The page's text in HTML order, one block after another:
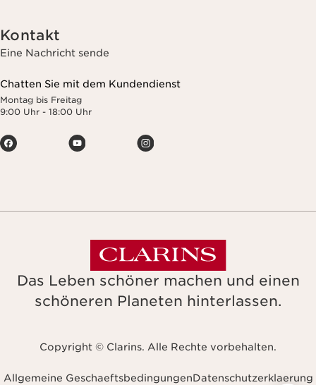
Kontakt
Eine Nachricht sende
Chatten Sie mit dem Kundendienst
Montag bis Freitag
9:00 Uhr - 18:00 Uhr
Das Leben schöner machen und einen
schöneren Planeten hinterlassen.
Copyright © Clarins. Alle Rechte vorbehalten.
Allgemeine GeschaeftsbedingungenDatenschutzerklaerung